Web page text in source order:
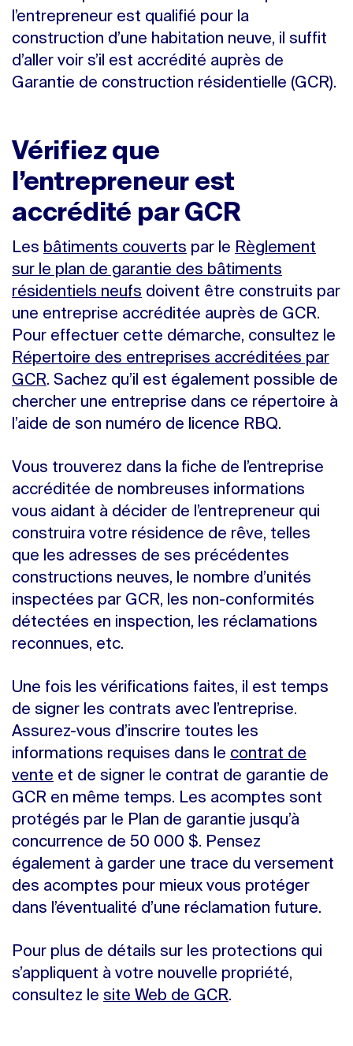
l’entrepreneur est qualifié pour la
construction d’une habitation neuve, il suffit
d’aller voir s’il est accrédité auprès de
Garantie de construction résidentielle (GCR).
Vérifiez que
l’entrepreneur est
accrédité par GCR
Les bâtiments couverts par le Règlement
sur le plan de garantie des bâtiments
résidentiels neufs doivent être construits par
une entreprise accréditée auprès de GCR.
Pour effectuer cette démarche, consultez le
Répertoire des entreprises accréditées par
GCR. Sachez qu’il est également possible de
chercher une entreprise dans ce répertoire à
l’aide de son numéro de licence RBQ.
Vous trouverez dans la fiche de l’entreprise
accréditée de nombreuses informations
vous aidant à décider de l’entrepreneur qui
construira votre résidence de rêve, telles
que les adresses de ses précédentes
constructions neuves, le nombre d’unités
inspectées par GCR, les non-conformités
détectées en inspection, les réclamations
reconnues, etc.
Une fois les vérifications faites, il est temps
de signer les contrats avec l’entreprise.
Assurez-vous d’inscrire toutes les
informations requises dans le contrat de
vente et de signer le contrat de garantie de
GCR en même temps. Les acomptes sont
protégés par le Plan de garantie jusqu’à
concurrence de 50 000 $. Pensez
également à garder une trace du versement
des acomptes pour mieux vous protéger
dans l’éventualité d’une réclamation future.
Pour plus de détails sur les protections qui
s’appliquent à votre nouvelle propriété,
consultez le site Web de GCR.